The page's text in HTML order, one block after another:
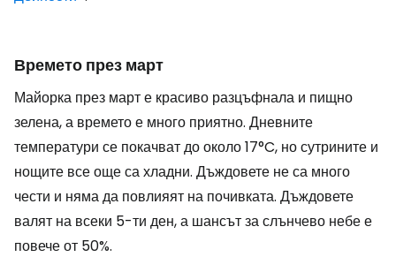
Времето през март
Майорка през март е красиво разцъфнала и пищно
зелена, а времето е много приятно. Дневните
температури се покачват до около 17°C, но сутрините и
нощите все още са хладни. Дъждовете не са много
чести и няма да повлияят на почивката. Дъждовете
валят на всеки 5-ти ден, а шансът за слънчево небе е
повече от 50%.